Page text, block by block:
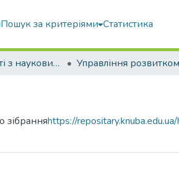
Пошук за критеріями Статистика
Вибрані статті з наукових збірників КНУБА
зібранняhttps://